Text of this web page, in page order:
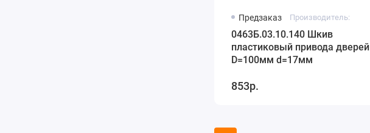
Предзаказ Производитель:
0463Б.03.10.140 Шкив
пластиковый привода дверей
D=100мм d=17мм
853р.